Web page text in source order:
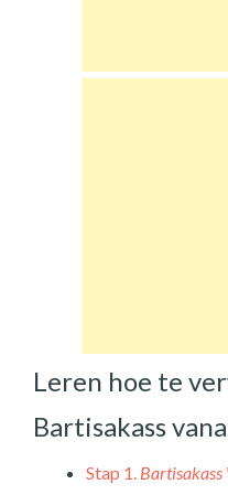
Leren hoe te
Bartisakass
Stap 1.